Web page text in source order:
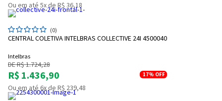
Ou em até 5x de R$ 36,18
(0)
CENTRAL COLETIVA INTELBRAS COLLECTIVE 24I 4500040
Intelbras
DE R$ 1.724,28
R$ 1.436,90 17% OFF
Ou em até 6x de R$ 239,48